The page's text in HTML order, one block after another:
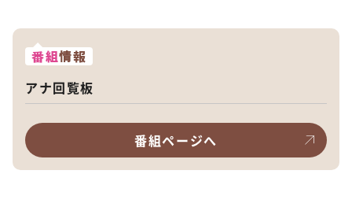
番組情報
アナ回覧板
番組ページへ